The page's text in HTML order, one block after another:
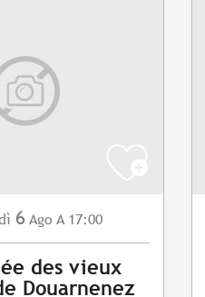
6 Ago A 17:00
des vieux
Douarnenez